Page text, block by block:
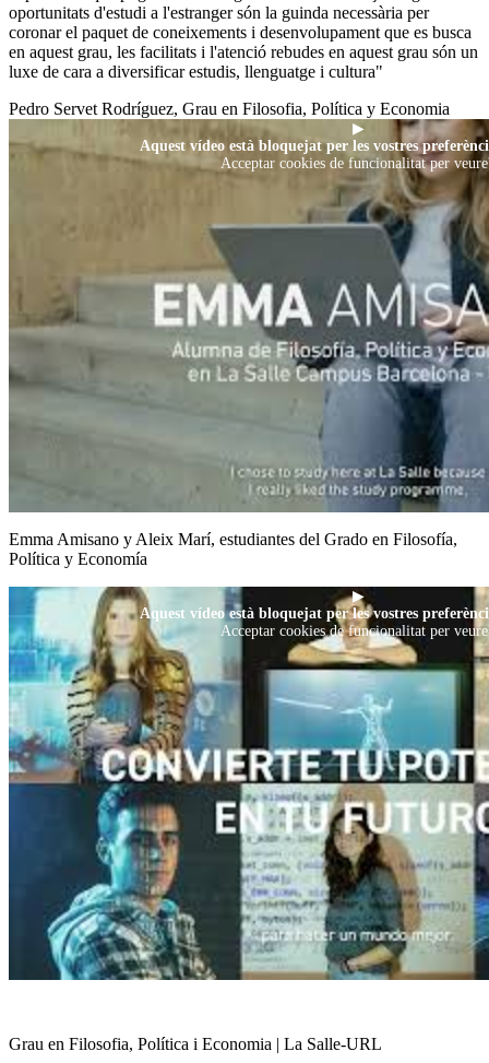
oportunitats d'estudi a l'estranger són la guinda necessària per
coronar el paquet de coneixements i desenvolupament que es busca
en aquest grau, les facilitats i l'atenció rebudes en aquest grau són un
luxe de cara a diversificar estudis, llenguatge i cultura"
Pedro Servet Rodríguez, Grau en Filosofia, Política y Economia
▶
Aquest vídeo està bloquejat per les vostres
Acceptar cookies de funcionalitat per
Emma Amisano y Aleix Marí, estudiantes del Grado en Filosofía,
Política y Economía
▶
Aquest vídeo està bloquejat per les vostres
Acceptar cookies de funcionalitat per
Grau en Filosofia, Política i Economia | La Salle-URL